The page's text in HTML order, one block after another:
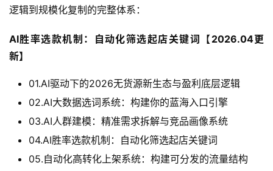
逻辑到规模化复制的完整体系：
AI胜率选款机制：自动化筛选起店关键词【2026.04更
新】
01.AI驱动下的2026无货源新生态与盈利底层逻辑
02.AI大数据选词系统：构建你的蓝海入口引擎
03.AI人群建模：精准需求拆解与竞品画像系统
04.AI胜率选款机制：自动化筛选起店关键词
05.自动化高转化上架系统：构建可分发的流量结构